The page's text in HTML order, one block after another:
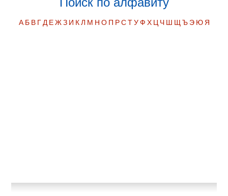
А Б В Г Д Е Ж З И К Л М Н О П Р С Т У Ф Х Ц Ч Ш Щ Ъ Э Ю Я